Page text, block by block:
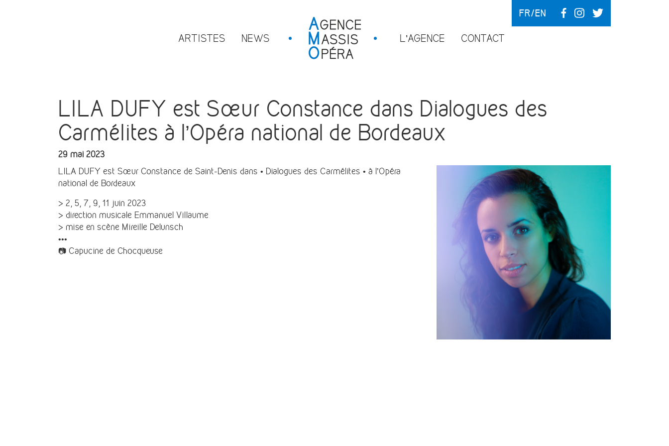
ARTISTES NEWS L’AGENCE CONTACT
FR EN
LILA DUFY est Sœur Constance dans Dialogues des
Carmélites à l’Opéra national de Bordeaux
29 mai 2023
LILA DUFY est Sœur Constance de Saint-Denis dans • Dialogues des Carmélites • à l’Opéra
national de Bordeaux
> 2, 5, 7, 9, 11 juin 2023
> direction musicale Emmanuel Villaume
> mise en scène Mireille Delunsch
•••
📷 Capucine de Chocqueuse